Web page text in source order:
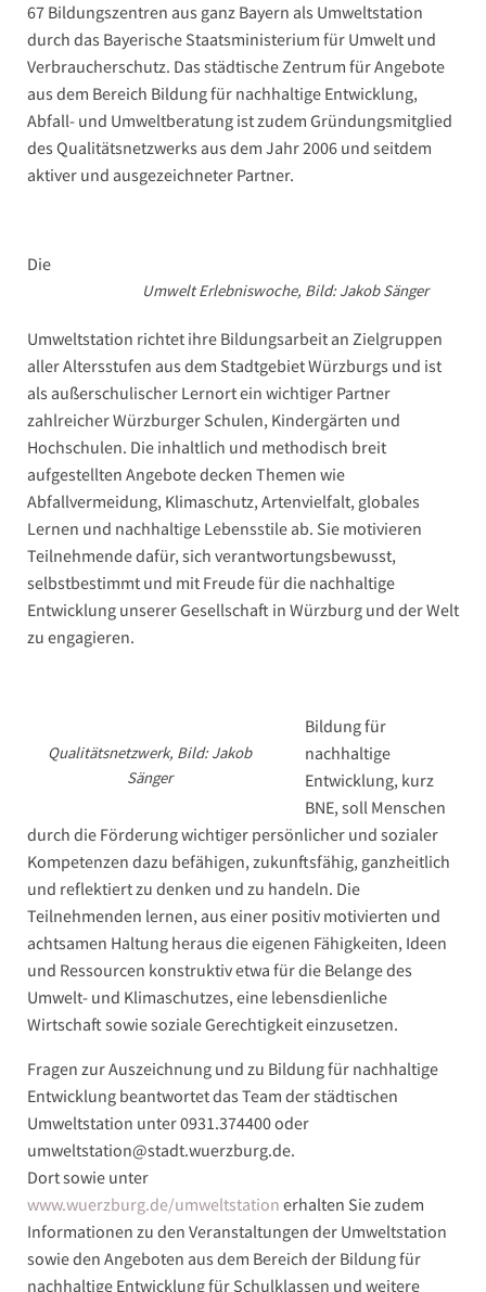
67 Bildungszentren aus ganz Bayern als Umweltstation
durch das Bayerische Staatsministerium für Umwelt und
Verbraucherschutz. Das städtische Zentrum für Angebote
aus dem Bereich Bildung für nachhaltige Entwicklung,
Abfall- und Umweltberatung ist zudem Gründungsmitglied
des Qualitätsnetzwerks aus dem Jahr 2006 und seitdem
aktiver und ausgezeichneter Partner.
Umwelt Erlebniswoche, Bild: Jakob Sänger
Die
Umweltstation richtet ihre Bildungsarbeit an Zielgruppen
aller Altersstufen aus dem Stadtgebiet Würzburgs und ist
als außerschulischer Lernort ein wichtiger Partner
zahlreicher Würzburger Schulen, Kindergärten und
Hochschulen. Die inhaltlich und methodisch breit
aufgestellten Angebote decken Themen wie
Abfallvermeidung, Klimaschutz, Artenvielfalt, globales
Lernen und nachhaltige Lebensstile ab. Sie motivieren
Teilnehmende dafür, sich verantwortungsbewusst,
selbstbestimmt und mit Freude für die nachhaltige
Entwicklung unserer Gesellschaft in Würzburg und der Welt
zu engagieren.
Qualitätsnetzwerk, Bild: Jakob
Sänger
Bildung für
nachhaltige
Entwicklung, kurz
BNE, soll Menschen
durch die Förderung wichtiger persönlicher und sozialer
Kompetenzen dazu befähigen, zukunftsfähig, ganzheitlich
und reflektiert zu denken und zu handeln. Die
Teilnehmenden lernen, aus einer positiv motivierten und
achtsamen Haltung heraus die eigenen Fähigkeiten, Ideen
und Ressourcen konstruktiv etwa für die Belange des
Umwelt- und Klimaschutzes, eine lebensdienliche
Wirtschaft sowie soziale Gerechtigkeit einzusetzen.
Fragen zur Auszeichnung und zu Bildung für nachhaltige
Entwicklung beantwortet das Team der städtischen
Umweltstation unter 0931.374400 oder
umweltstation@stadt.wuerzburg.de.
Dort sowie unter
www.wuerzburg.de/umweltstation erhalten Sie zudem
Informationen zu den Veranstaltungen der Umweltstation
sowie den Angeboten aus dem Bereich der Bildung für
nachhaltige Entwicklung für Schulklassen und weitere